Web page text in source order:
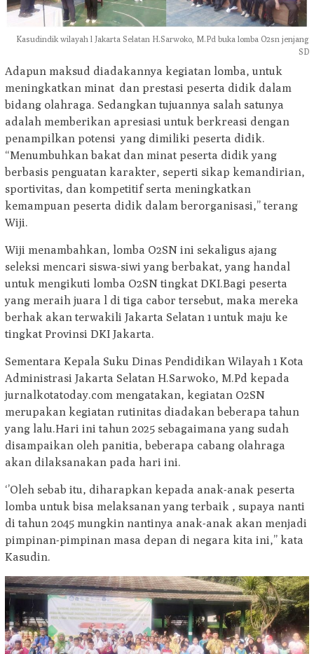
Kasudindik wilayah l Jakarta Selatan H.Sarwoko, M.Pd buka lomba O2sn jenjang
SD
Adapun maksud diadakannya kegiatan lomba, untuk
meningkatkan minat dan prestasi peserta didik dalam
bidang olahraga. Sedangkan tujuannya salah satunya
adalah memberikan apresiasi untuk berkreasi dengan
penampilkan potensi yang dimiliki peserta didik.
“Menumbuhkan bakat dan minat peserta didik yang
berbasis penguatan karakter, seperti sikap kemandirian,
sportivitas, dan kompetitif serta meningkatkan
kemampuan peserta didik dalam berorganisasi,’’ terang
Wiji.
Wiji menambahkan, lomba O2SN ini sekaligus ajang
seleksi mencari siswa-siwi yang berbakat, yang handal
untuk mengikuti lomba O2SN tingkat DKI.Bagi peserta
yang meraih juara l di tiga cabor tersebut, maka mereka
berhak akan terwakili Jakarta Selatan 1 untuk maju ke
tingkat Provinsi DKI Jakarta.
Sementara Kepala Suku Dinas Pendidikan Wilayah 1 Kota
Administrasi Jakarta Selatan H.Sarwoko, M.Pd kepada
jurnalkotatoday.com mengatakan, kegiatan O2SN
merupakan kegiatan rutinitas diadakan beberapa tahun
yang lalu.Hari ini tahun 2025 sebagaimana yang sudah
disampaikan oleh panitia, beberapa cabang olahraga
akan dilaksanakan pada hari ini.
‘’Oleh sebab itu, diharapkan kepada anak-anak peserta
lomba untuk bisa melaksanan yang terbaik , supaya nanti
di tahun 2045 mungkin nantinya anak-anak akan menjadi
pimpinan-pimpinan masa depan di negara kita ini,’’ kata
Kasudin.